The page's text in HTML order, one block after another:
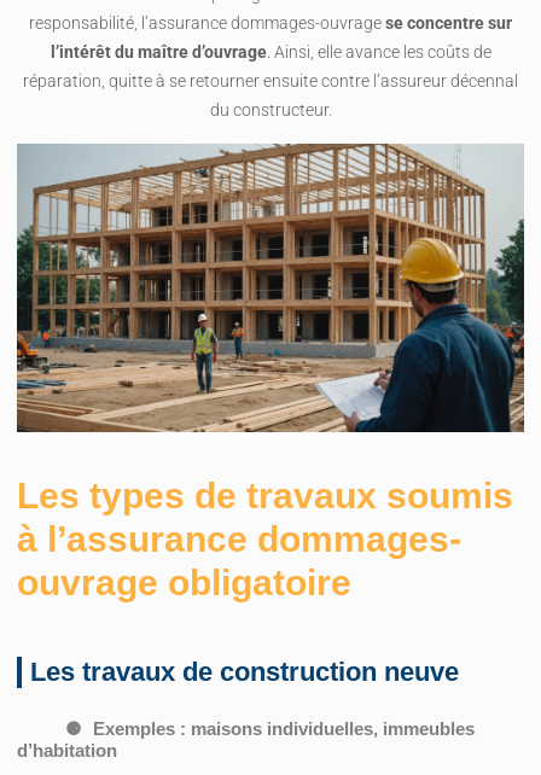
responsabilité, l’assurance dommages-ouvragese concentre sur
l’intérêt du maître d’ouvrage. Ainsi, elle avance les coûts de
réparation, quitte à se retourner ensuite contre l’assureur décennal
du constructeur.
Les types de travaux soumis
à l’assurance dommages-
ouvrage obligatoire
Les travaux de construction neuve
Exemples : maisons individuelles, immeubles
d’habitation